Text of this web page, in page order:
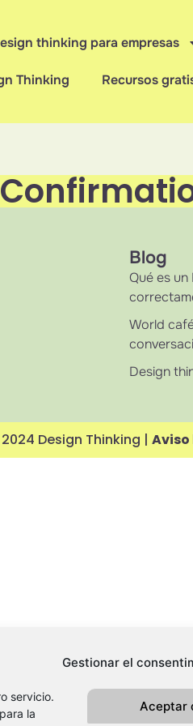
Gestionar el
servicio.
la
Aceptar
thinking para empresas
Thinking Recursos
Blog
Qué es
World
Design
Design Thinking |